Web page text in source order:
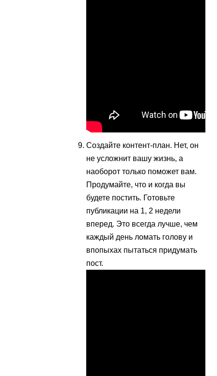
Создайте контент-план. Нет, он
не усложнит вашу жизнь, а
наоборот только поможет вам.
Продумайте, что и когда вы
будете постить. Готовьте
публикации на 1, 2 недели
вперед. Это всегда лучше, чем
каждый день ломать голову и
впопыхах пытаться придумать
пост.